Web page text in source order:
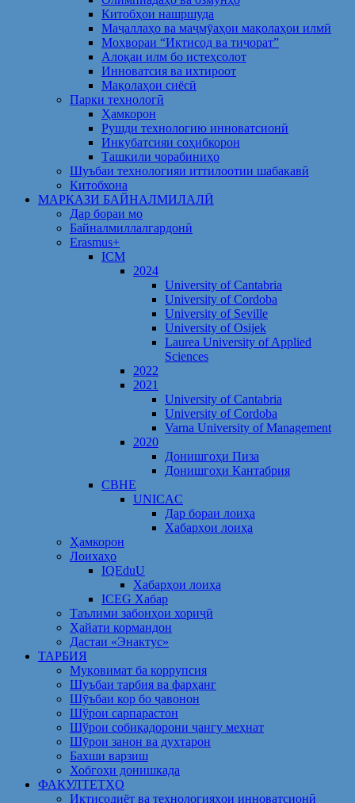
Китобҳои нашршуда
Маҷаллаҳо ва маҷмӯаҳои мақолаҳои илмӣ
Моҳвораи “Иқтисод ва тиҷорат”
Алоқаи илм бо истеҳсолот
Инноватсия ва ихтироот
Мақолаҳои сиёсӣ
Парки технологӣ
Ҳамкорон
Рушди технологию инноватсионӣ
Инкубатсияи соҳибкорон
Ташкили чорабиниҳо
Шуъбаи технологияи иттилоотии шабакавӣ
Китобхона
МАРКАЗИ БАЙНАЛМИЛАЛӢ
Дар бораи мо
Байналмиллалгардонӣ
Erasmus+
ICM
2024
University of Cantabria
University of Cordoba
University of Seville
University of Osijek
Laurea University of Applied
Sciences
2022
2021
University of Cantabria
University of Cordoba
Varna University of Management
2020
Донишгоҳи Пиза
Донишгоҳи Кантабрия
CBHE
UNICAC
Дар бораи лоиҳа
Хабарҳои лоиҳа
Ҳамкорон
Лоихаҳо
IQEduU
Хабарҳои лоиҳа
ICEG Хабар
Таълими забонҳои хориҷӣ
Ҳайати кормандон
Дастаи «Энактус»
ТАРБИЯ
Муқовимат ба коррупсия
Шуъбаи тарбия ва фарҳанг
Шӯъбаи кор бо ҷавонон
Шўрои сарпарастон
Шўрои собиқадорони ҷангу меҳнат
Шӯрои занон ва духтарон
Бахши варзиш
Хобгоҳи донишкада
ФАКУЛТЕТҲО
Иқтисодиёт ва технологияҳои инноватсионӣ